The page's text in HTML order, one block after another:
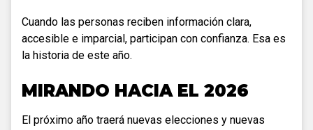
Cuando las personas reciben información clara,
accesible e imparcial, participan con confianza. Esa es
la historia de este año.
MIRANDO HACIA EL 2026
El próximo año traerá nuevas elecciones y nuevas